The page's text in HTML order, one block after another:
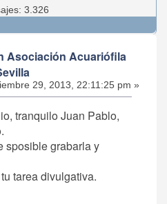
3.326
Asociación Acuariófila
29, 2013, 22:11:25 pm »
tranquilo Juan Pablo,
sposible grabarla y
tarea divulgativa.